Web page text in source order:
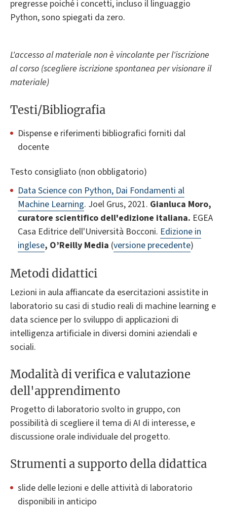
pregresse poiché i concetti, incluso il linguaggio
Python, sono spiegati da zero.
L'accesso al materiale non è vincolante per l'iscrizione
al corso (scegliere iscrizione spontanea per visionare il
materiale)
Testi/Bibliografia
Dispense e riferimenti bibliografici forniti dal
docente
Testo consigliato (non obbligatorio)
Data Science con Python, Dai Fondamenti al
Machine Learning. Joel Grus, 2021. Gianluca Moro,
curatore scientifico dell'edizione italiana. EGEA
Casa Editrice dell'Università Bocconi. Edizione in
inglese, O’Reilly Media (versione precedente)
Metodi didattici
Lezioni in aula affiancate da esercitazioni assistite in
laboratorio su casi di studio reali di machine learning e
data science per lo sviluppo di applicazioni di
intelligenza artificiale in diversi domini aziendali e
sociali.
Modalità di verifica e valutazione
dell'apprendimento
Progetto di laboratorio svolto in gruppo, con
possibilità di scegliere il tema di AI di interesse, e
discussione orale individuale del progetto.
Strumenti a supporto della didattica
slide delle lezioni e delle attività di laboratorio
disponibili in anticipo